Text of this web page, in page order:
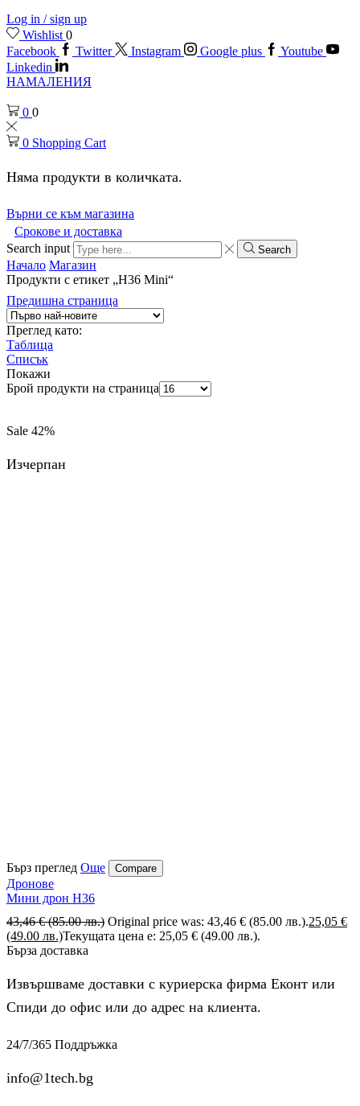
Log in / sign up
Wishlist 0
Facebook
Twitter Instagram Google plus
Youtube
Linkedin
НАМАЛЕНИЯ
0 0
0 Shopping Cart
Няма продукти в количката.
Върни се към магазина
Срокове и доставка
Search input
Search
Начало Магазин
Продукти с етикет „H36 Mini“
Предишна страница
Преглед като:
Таблица
Списък
Покажи
Брой продукти на страница
Sale 42%
Изчерпан
Бърз преглед Още Compare
Дронове
Mини дрон H36
43,46€ (85.00 лв.) Original price was: 43,46 € (85.00 лв.).25,05 €
(49.00 лв.)Текущата цена е: 25,05 € (49.00 лв.).
Бърза доставка
Извършваме доставки с куриерска фирма Еконт или
Спиди до офис или до адрес на клиента.
24/7/365 Поддръжка
info@1tech.bg